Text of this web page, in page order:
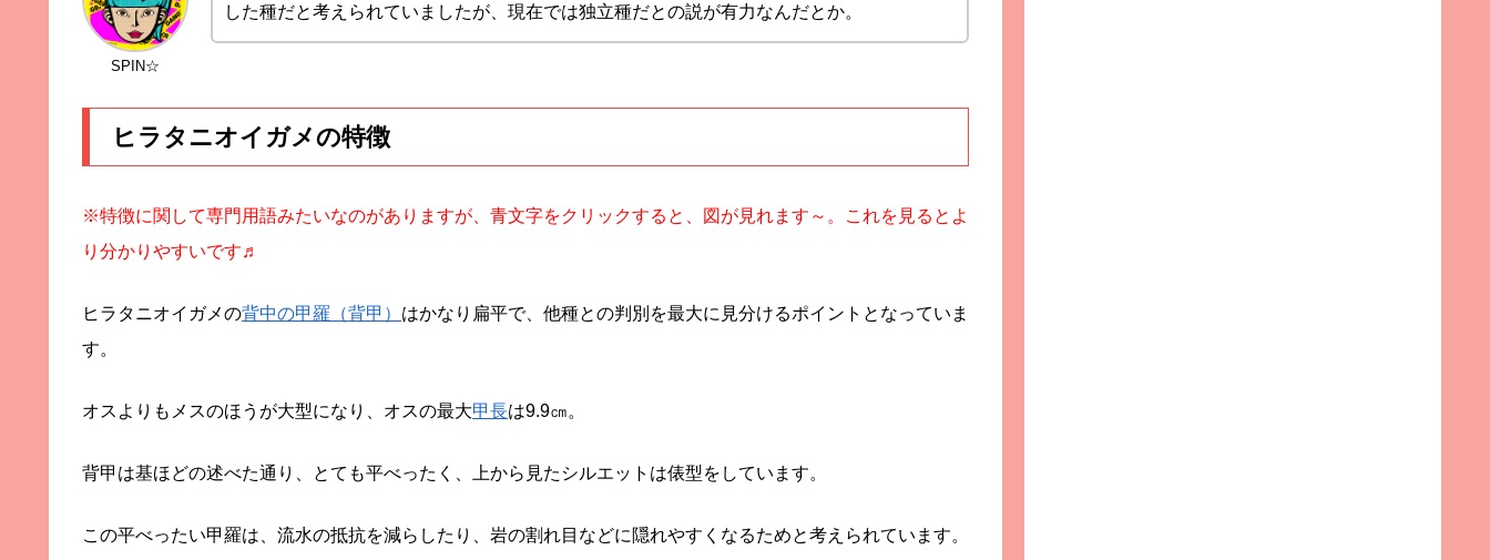
SPIN☆
した種だと考えられていましたが、現在では独立種だとの説が有力なんだとか。
ヒラタニオイガメの特徴
※特徴に関して専門用語みたいなのがありますが、青文字をクリックすると、図が見れます～。これを見るとよ
り分かりやすいです♬
ヒラタニオイガメの背中の甲羅（背甲） はかなり扁平で、他種との判別を最大に見分けるポイントとなっていま
す。
オスよりもメスのほうが大型になり、オスの最大甲長は9.9㎝。
背甲は基ほどの述べた通り、とても平べったく、上から見たシルエットは俵型をしています。
この平べったい甲羅は、流水の抵抗を減らしたり、岩の割れ目などに隠れやすくなるためと考えられています。